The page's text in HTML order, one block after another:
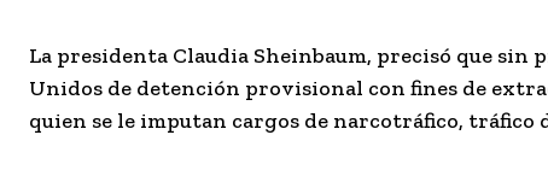
La presidenta Claudia Sheinbaum, precisó que sin
Unidos de detención provisional con fines de
quien se le imputan cargos de narcotráfico, tráfico